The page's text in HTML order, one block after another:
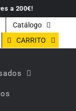
a 200€!
Catálogo
CARRITO